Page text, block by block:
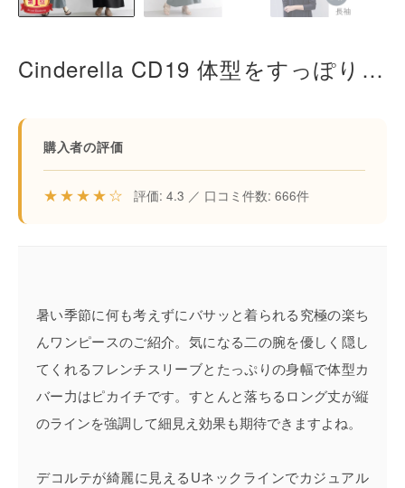
Cinderella CD19 体型をすっぽり包み込んでくれる極上のリラックスマキシワンピース ゆったり 半袖 シンプル
購入者の評価
★★★★☆ 評価: 4.3 ／ 口コミ件数: 666件
暑い季節に何も考えずにバサッと着られる究極の楽ち
んワンピースのご紹介。気になる二の腕を優しく隠し
てくれるフレンチスリーブとたっぷりの身幅で体型カ
バー力はピカイチです。すとんと落ちるロング丈が縦
のラインを強調して細見え効果も期待できますよね。
デコルテが綺麗に見えるUネックラインでカジュアル